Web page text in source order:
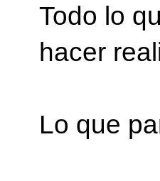
Todo lo
hacer
Lo que